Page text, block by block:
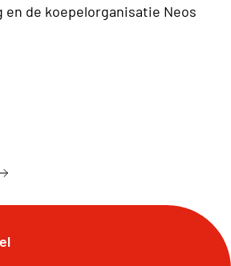
en de koepelorganisatie Neos